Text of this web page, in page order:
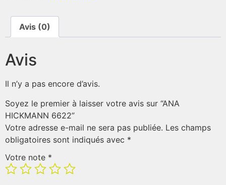
Avis (0)
Avis
Il n’y a pas encore d’avis.
Soyez le premier à laisser votre avis sur “ANA
HICKMANN 6622”
Votre adresse e-mail ne sera pas publiée. Les champs
obligatoires sont indiqués avec *
Votre note *